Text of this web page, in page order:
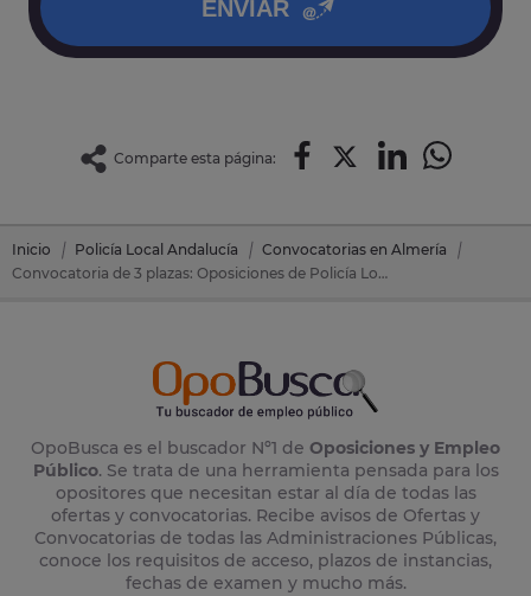
ENVIAR
Comparte esta página:
Inicio Policía Local Andalucía
Convocatorias en Almería
Convocatoria de 3 plazas: Oposiciones de Policía Local Andalucía en Vera (Almería)
OpoBusca es el buscador Nº1 de Oposiciones y Empleo
Público. Se trata de una herramienta pensada para los
opositores que necesitan estar al día de todas las
ofertas y convocatorias. Recibe avisos de Ofertas y
Convocatorias de todas las Administraciones Públicas,
conoce los requisitos de acceso, plazos de instancias,
fechas de examen y mucho más.